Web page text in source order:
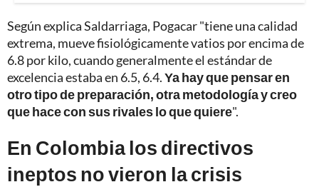
Según explica Saldarriaga, Pogacar "tiene una calidad
extrema, mueve fisiológicamente vatios por encima de
6.8 por kilo, cuando generalmente el estándar de
excelencia estaba en 6.5, 6.4.Ya hay que pensar en
otro tipo de preparación, otra metodología y creo
que hace con sus rivales lo que quiere".
En Colombia los directivos
ineptos no vieron la crisis